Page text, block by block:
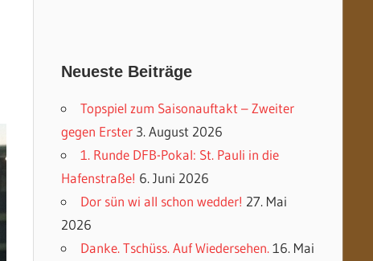
Neueste Beiträge
Topspiel zum Saisonauftakt – Zweiter
gegen Erster 3. August 2026
1. Runde DFB-Pokal: St. Pauli in die
Hafenstraße! 6. Juni 2026
Dor sün wi all schon wedder! 27. Mai
2026
Danke. Tschüss. Auf Wiedersehen. 16. Mai